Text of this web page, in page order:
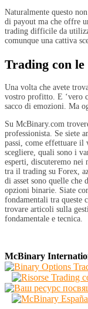
Naturalmente questo
di payout ma che offre
trading difficile da
comunque una cattiva
Trading con
Una volta che avete
vostro profitto. E ‘vero
sacco di emozioni. Ma
Su McBinary.com
professionista. Se siete
passi, come effettuare il
scegliere, quali sono i
esperti, discuteremo
tra il trading su Forex,
di asset sono quelle che
opzioni binarie. Siate
fondamentali tra queste
trovare articoli sulla
fondamentale e tecnica.
McBinary